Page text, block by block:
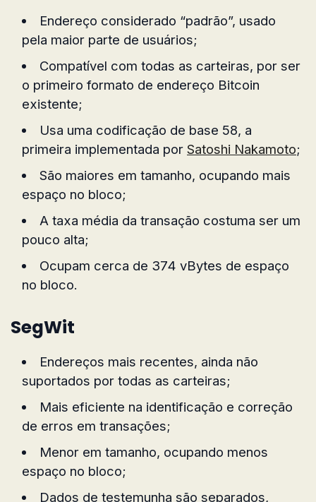
Endereço considerado “padrão”, usado
pela maior parte de usuários;
Compatível com todas as carteiras, por ser
o primeiro formato de endereço Bitcoin
existente;
Usa uma codificação de base 58, a
primeira implementada por Satoshi Nakamoto;
São maiores em tamanho, ocupando mais
espaço no bloco;
A taxa média da transação costuma ser um
pouco alta;
Ocupam cerca de 374 vBytes de espaço
no bloco.
SegWit
Endereços mais recentes, ainda não
suportados por todas as carteiras;
Mais eficiente na identificação e correção
de erros em transações;
Menor em tamanho, ocupando menos
espaço no bloco;
Dados de testemunha são separados,